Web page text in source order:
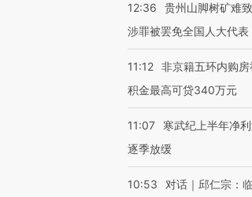
12:36
贵州山脚树矿难
涉罪被罢免全国人大代表
11:12 非京籍五环内购
积金最高可贷340万元
11:07
寒武纪上半年净
逐季放缓
10:53
对话｜邱仁宗：